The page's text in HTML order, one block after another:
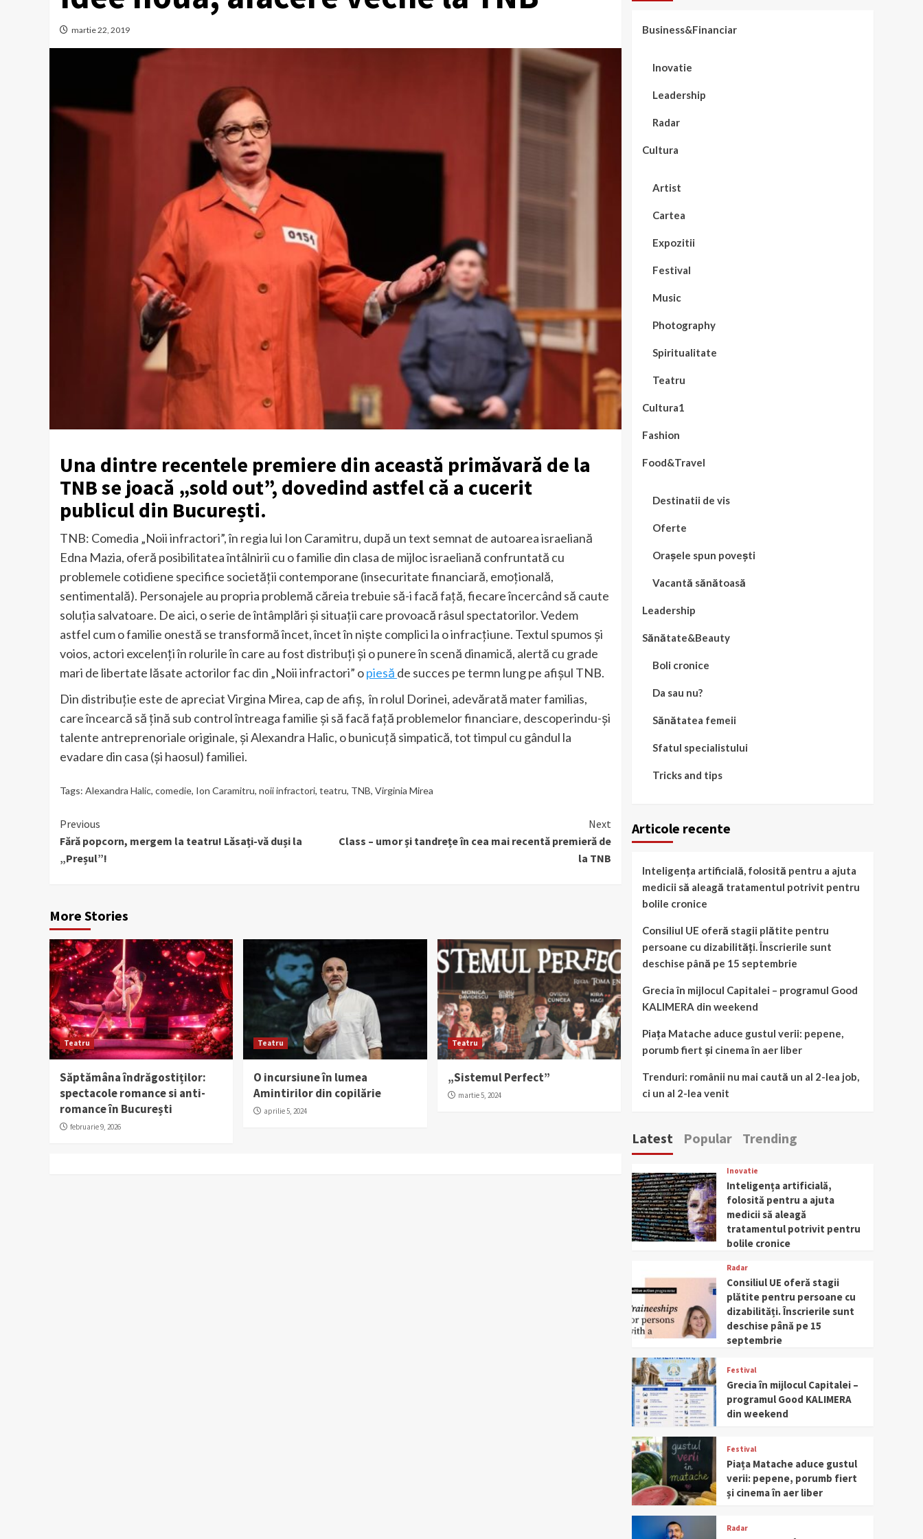
martie 22, 2019
Una dintre recentele premiere din această primăvară de la
TNB se joacă „sold out”, dovedind astfel că a cucerit
publicul din București.
TNB: Comedia „Noii infractori”, în regia lui Ion Caramitru, după un text semnat de autoarea israeliană
Edna Mazia, oferă posibilitatea întâlnirii cu o familie din clasa de mijloc israeliană confruntată cu
problemele cotidiene specifice societății contemporane (insecuritate financiară, emoțională,
sentimentală). Personajele au propria problemă căreia trebuie să-i facă față, fiecare încercând să caute
soluția salvatoare. De aici, o serie de întâmplări și situații care provoacă râsul spectatorilor. Vedem
astfel cum o familie onestă se transformă încet, încet în niște complici la o infracțiune. Textul spumos și
voios, actori excelenți în rolurile în care au fost distribuți și o punere în scenă dinamică, alertă cu grade
mari de libertate lăsate actorilor fac din „Noii infractori” opiesă de succes pe termn lung pe afișul TNB.
Din distribuție este de apreciat Virgina Mirea, cap de afiș, în rolul Dorinei, adevărată mater familias,
care încearcă să țină sub control întreaga familie și să facă față problemelor financiare, descoperindu-și
talente antreprenoriale originale, și Alexandra Halic, o bunicuță simpatică, tot timpul cu gândul la
evadare din casa (și haosul) familiei.
Tags: Alexandra Halic, comedie, Ion Caramitru, noii infractori, teatru, TNB, Virginia Mirea
Continue
Reading
Previous
Fără popcorn, mergem la teatru! Lăsați-vă duși la
„Preșul”!
Next
Class – umor și tandrețe în cea mai recentă premieră de
la TNB
More Stories
Teatru
Săptămâna îndrăgostiților:
spectacole romance si anti-
romance în București
februarie 9, 2026
Teatru
O incursiune în lumea
Amintirilor din copilărie
aprilie 5, 2024
Teatru
„Sistemul Perfect”
martie 5, 2024
Business&Financiar
Inovatie
Leadership
Radar
Cultura
Artist
Cartea
Expozitii
Festival
Music
Photography
Spiritualitate
Teatru
Cultura1
Fashion
Food&Travel
Destinatii de vis
Oferte
Orașele spun povești
Vacantă sănătoasă
Leadership
Sănătate&Beauty
Boli cronice
Da sau nu?
Sănătatea femeii
Sfatul specialistului
Tricks and tips
Articole recente
Inteligența artificială, folosită pentru a ajuta
medicii să aleagă tratamentul potrivit pentru
bolile cronice
Consiliul UE oferă stagii plătite pentru
persoane cu dizabilități. Înscrierile sunt
deschise până pe 15 septembrie
Grecia în mijlocul Capitalei – programul Good
KALIMERA din weekend
Piața Matache aduce gustul verii: pepene,
porumb fiert și cinema în aer liber
Trenduri: românii nu mai caută un al 2-lea job,
ci un al 2-lea venit
Latest Popular Trending
Inovatie
Inteligența artificială,
folosită pentru a ajuta
medicii să aleagă
tratamentul potrivit pentru
bolile cronice
Radar
Consiliul UE oferă stagii
plătite pentru persoane cu
dizabilități. Înscrierile sunt
deschise până pe 15
septembrie
Festival
Grecia în mijlocul Capitalei –
programul Good KALIMERA
din weekend
Festival
Piața Matache aduce gustul
verii: pepene, porumb fiert
și cinema în aer liber
Radar